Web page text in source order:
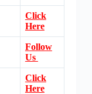
Click
Here
Follow
Us
Click
Here